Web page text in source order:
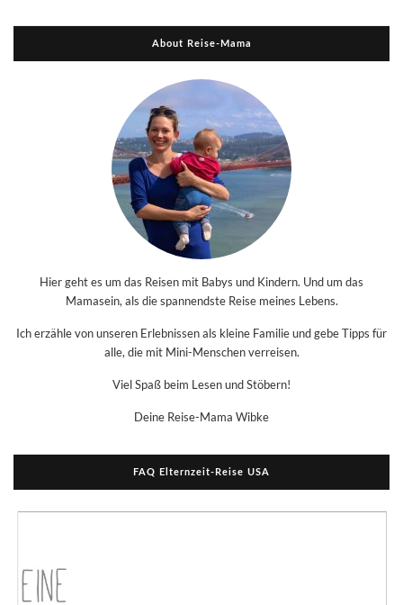
About Reise-Mama
Hier geht es um das Reisen mit Babys und Kindern. Und um das
Mamasein, als die spannendste Reise meines Lebens.
Ich erzähle von unseren Erlebnissen als kleine Familie und gebe Tipps für
alle, die mit Mini-Menschen verreisen.
Viel Spaß beim Lesen und Stöbern!
Deine Reise-Mama Wibke
FAQ Elternzeit-Reise USA